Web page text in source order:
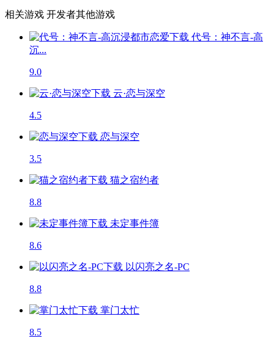
相关游戏 开发者其他游戏
代号：神不言-高
沉...
9.0
云·恋与深空
4.5
恋与深空
3.5
猫之宿约者
8.8
未定事件簿
8.6
以闪亮之名-PC
8.8
掌门太忙
8.5